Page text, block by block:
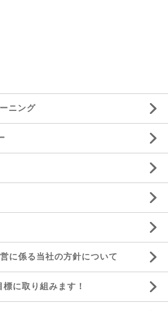
ニング
に係る当社の方針について
に取り組みます！